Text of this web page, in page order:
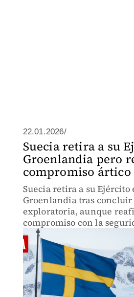
22.01.2026/
Suecia retira a su
Groenlandia pero
compromiso ártico
Suecia retira a su Ejército
Groenlandia tras
exploratoria, aunque
compromiso con la
futuros ejercicios.